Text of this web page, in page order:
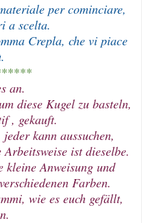
per cominciare,
a scelta.
Crepla, che vi piace
an.
diese Kugel zu basteln,
, gekauft.
kann aussuchen,
ist dieselbe.
kleine Anweisung und
Farben.
wie es euch gefällt,